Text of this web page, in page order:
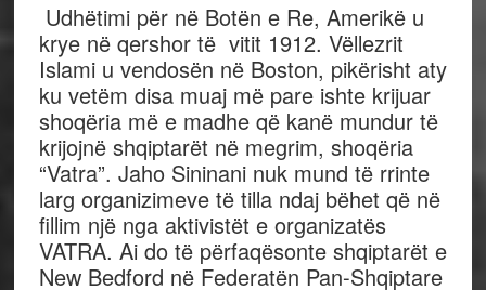
Udhëtimi për në Botën e Re, Amerikë u
krye në qershor të vitit 1912. Vëllezrit
Islami u vendosën në Boston, pikërisht aty
ku vetëm disa muaj më pare ishte krijuar
shoqëria më e madhe që kanë mundur të
krijojnë shqiptarët në megrim, shoqëria
“Vatra”. Jaho Sininani nuk mund të rrinte
larg organizimeve të tilla ndaj bëhet që në
fillim një nga aktivistët e organizatës
VATRA. Ai do të përfaqësonte shqiptarët e
New Bedford në Federatën Pan-Shqiptare